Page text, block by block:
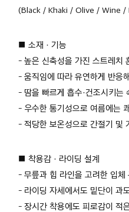
(Black / Khaki / Olive / Wine /
■ 소재 · 기능
- 높은 신축성을 가진 스트레치
- 움직임에 따라 유연하게 반응
- 땀을 빠르게 흡수·건조시키는
- 우수한 통기성으로 여름에는
- 적당한 보온성으로 간절기 및
■ 착용감 · 라이딩 설계
- 무릎과 힙 라인을 고려한 입체
- 라이딩 자세에서도 밑단이 과
- 장시간 착용에도 피로감이 적